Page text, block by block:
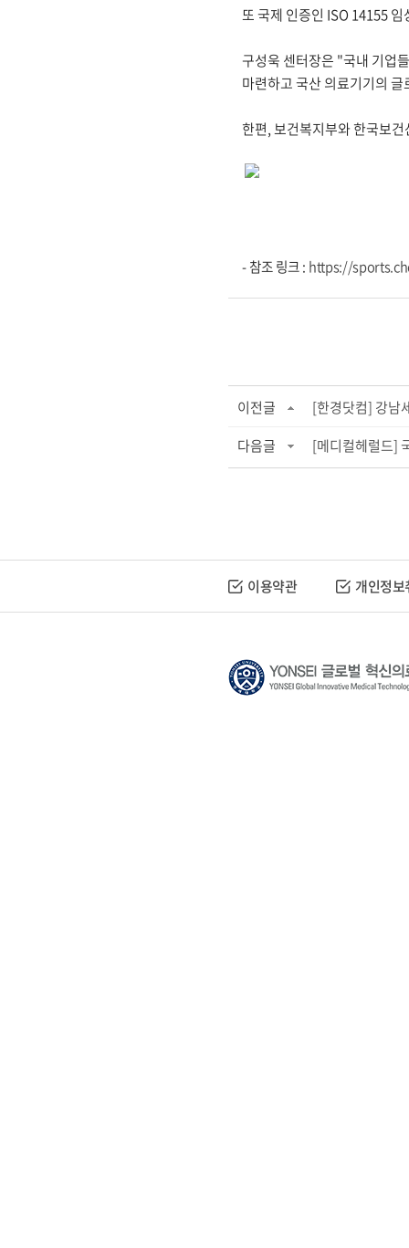
또 국제 인증인 ISO 14155
구성욱 센터장은 "국내 기업
마련하고 국산 의료기기의
한편, 보건복지부와 한국보
- 참조 링크 : https://
이전글
[한경닷컴] 강남
다음글
[메디컬헤럴드]
이용약관 개인정